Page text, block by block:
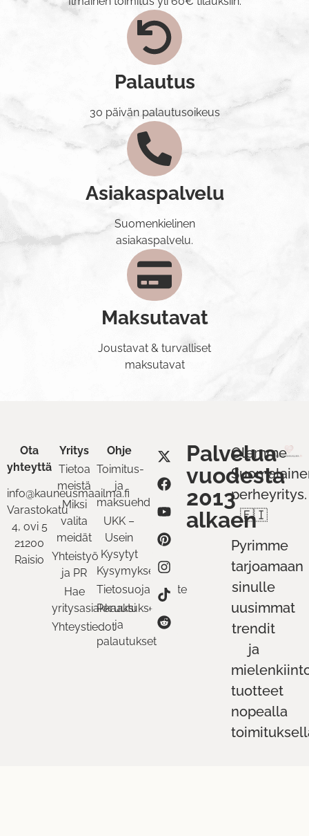
Palautus
30 päivän palautusoikeus
Asiakaspalvelu
Suomenkielinen
asiakaspalvelu.
Maksutavat
Joustavat & turvalliset
maksutavat
Ota
yhteyttä
info@kauneusmaailma.fi
Varastokatu
4, ovi 5
21200
Raisio
Yritys
Tietoa
meistä
Miksi
valita
meidät
Yhteistyö
ja PR
Hae
yritysasiakkaaksi
Yhteystiedot
Ohje
Toimitus-
ja
maksuehdot
UKK –
Usein
Kysytyt
Kysymykset
Tietosuojaseloste
Peruutukset
ja
palautukset
Palvelua
vuodesta
2013
alkaen
Olemme
perheyritys.
🇫🇮
Pyrimme
tarjoamaan
sinulle
uusimmat
trendit
ja
tuotteet
nopealla